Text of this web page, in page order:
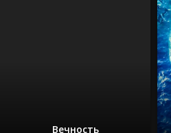
Вечность